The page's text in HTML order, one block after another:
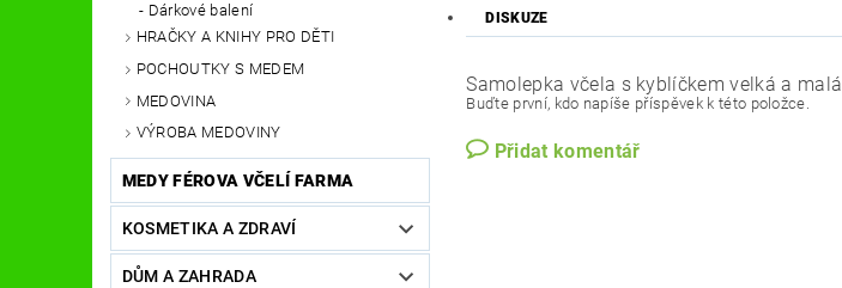
Dárkové balení
HRAČKY A KNIHY PRO DĚTI
POCHOUTKY S MEDEM
MEDOVINA
VÝROBA MEDOVINY
MEDY FÉROVA VČELÍ FARMA
KOSMETIKA A ZDRAVÍ
DŮM A ZAHRADA
DISKUZE
Samolepka včela s kyblíčkem velká a malá
Buďte první, kdo napíše příspěvek k této položce.
Přidat komentář